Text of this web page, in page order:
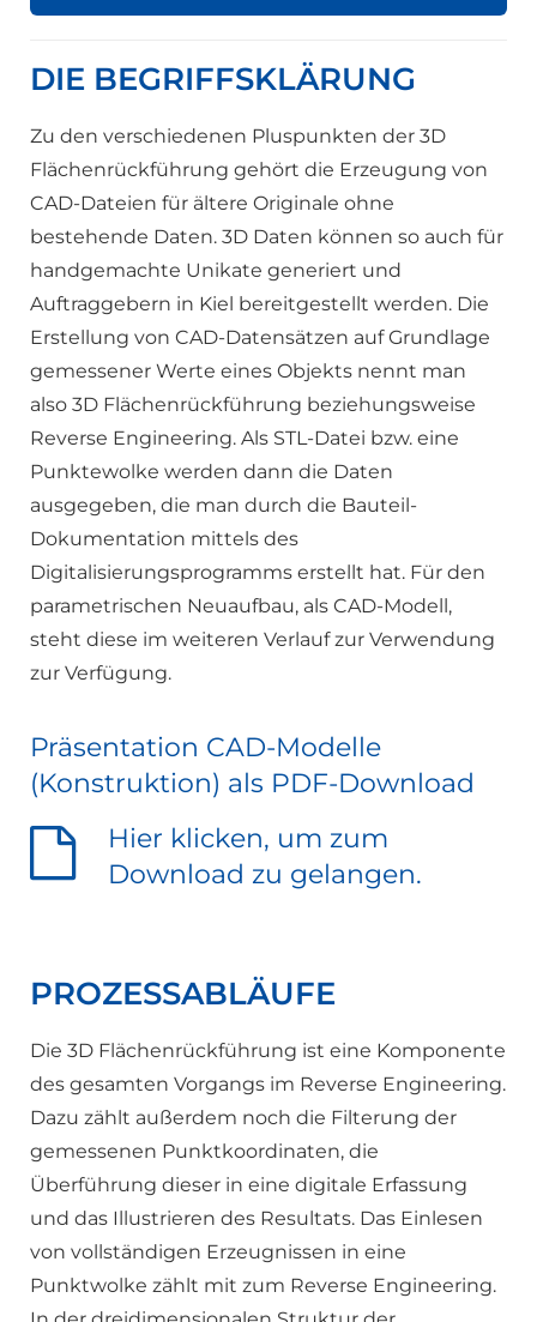
DIE BEGRIFFSKLÄRUNG
Zu den verschiedenen Pluspunkten der 3D
Flächenrückführung gehört die Erzeugung von
CAD-Dateien für ältere Originale ohne
bestehende Daten. 3D Daten können so auch für
handgemachte Unikate generiert und
Auftraggebern in Kiel bereitgestellt werden. Die
Erstellung von CAD-Datensätzen auf Grundlage
gemessener Werte eines Objekts nennt man
also 3D Flächenrückführung beziehungsweise
Reverse Engineering. Als STL-Datei bzw. eine
Punktewolke werden dann die Daten
ausgegeben, die man durch die Bauteil-
Dokumentation mittels des
Digitalisierungsprogramms erstellt hat. Für den
parametrischen Neuaufbau, als CAD-Modell,
steht diese im weiteren Verlauf zur Verwendung
zur Verfügung.
Präsentation CAD-Modelle
(Konstruktion) als PDF-Download
Hier klicken, um zum
Download zu gelangen.
PROZESSABLÄUFE
Die 3D Flächenrückführung ist eine Komponente
des gesamten Vorgangs im Reverse Engineering.
Dazu zählt außerdem noch die Filterung der
gemessenen Punktkoordinaten, die
Überführung dieser in eine digitale Erfassung
und das Illustrieren des Resultats. Das Einlesen
von vollständigen Erzeugnissen in eine
Punktwolke zählt mit zum Reverse Engineering.